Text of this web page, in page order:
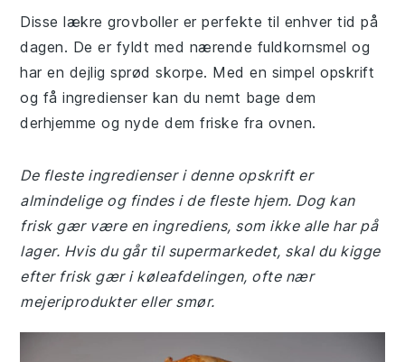
Disse lækre grovboller er perfekte til enhver tid på
dagen. De er fyldt med nærende fuldkornsmel og
har en dejlig sprød skorpe. Med en simpel opskrift
og få ingredienser kan du nemt bage dem
derhjemme og nyde dem friske fra ovnen.
De fleste ingredienser i denne opskrift er
almindelige og findes i de fleste hjem. Dog kan
frisk gær være en ingrediens, som ikke alle har på
lager. Hvis du går til supermarkedet, skal du kigge
efter frisk gær i køleafdelingen, ofte nær
mejeriprodukter eller smør.